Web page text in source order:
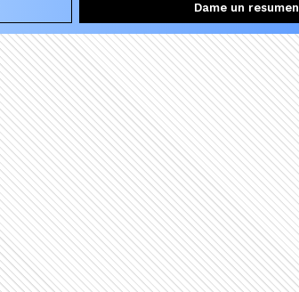
Dame un resumen